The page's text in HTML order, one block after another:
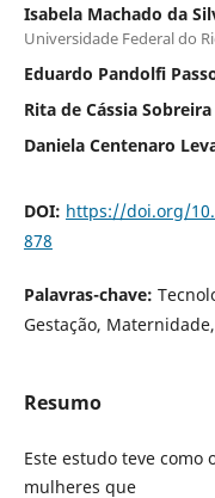
Isabela Machado da
Universidade Federal do
Eduardo Pandolfi
Rita de Cássia
Daniela Centenaro
DOI: https://doi.org/
878
Palavras-chave:
Gestação,
Resumo
Este estudo teve
mulheres que